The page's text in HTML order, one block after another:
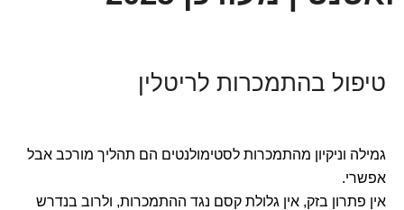
טיפול בהתמכרות לריטלין
גמילה וניקיון מהתמכרות לסטימולנטים הם תהליך מורכב אבל
אפשרי.
אין פתרון בזק, אין גלולת קסם נגד ההתמכרות, ולרוב בנדרש